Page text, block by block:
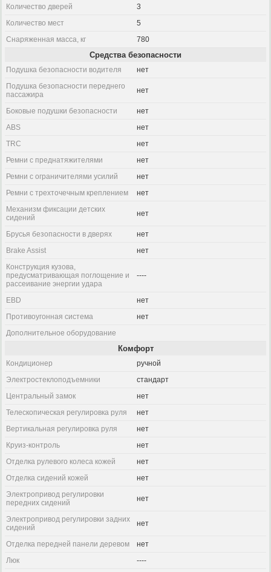
Количество дверей
3
Количество мест
5
Снаряженная масса, кг
780
Средства безопасности
Подушка безопасности водителя
нет
Подушка безопасности переднего
пассажира
нет
Боковые подушки безопасности
нет
ABS
нет
TRC
нет
Ремни с преднатяжителями
нет
Ремни с ограничителями усилий
нет
Ремни с трехточечным креплением
нет
Механизм фиксации детских
сидений
нет
Брусья безопасности в дверях
нет
Brake Assist
нет
Конструкция кузова,
предусматривающая поглощение и
рассеивание энергии удара
----
EBD
нет
Противоугонная система
нет
Дополнительное оборудование
Комфорт
Кондиционер
ручной
Электростеклоподъемники
стандарт
Центральный замок
нет
Телескопическая регулировка руля
нет
Вертикальная регулировка руля
нет
Круиз-контроль
нет
Отделка рулевого колеса кожей
нет
Отделка сидений кожей
нет
Электропривод регулировки
передних сидений
нет
Электропривод регулировки задних
сидений
нет
Отделка передней панели деревом
нет
Люк
----